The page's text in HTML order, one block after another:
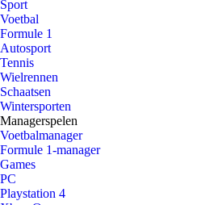
Sport
Voetbal
Formule 1
Autosport
Tennis
Wielrennen
Schaatsen
Wintersporten
Managerspelen
Voetbalmanager
Formule 1-manager
Games
PC
Playstation 4